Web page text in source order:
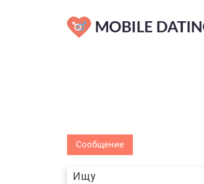
Сообщение
Ищу